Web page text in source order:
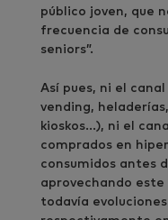
público joven, que
frecuencia de
seniors”.
Así pues, ni el
vending,
kioskos…), ni el
comprados en
consumidos antes
aprovechando
todavía